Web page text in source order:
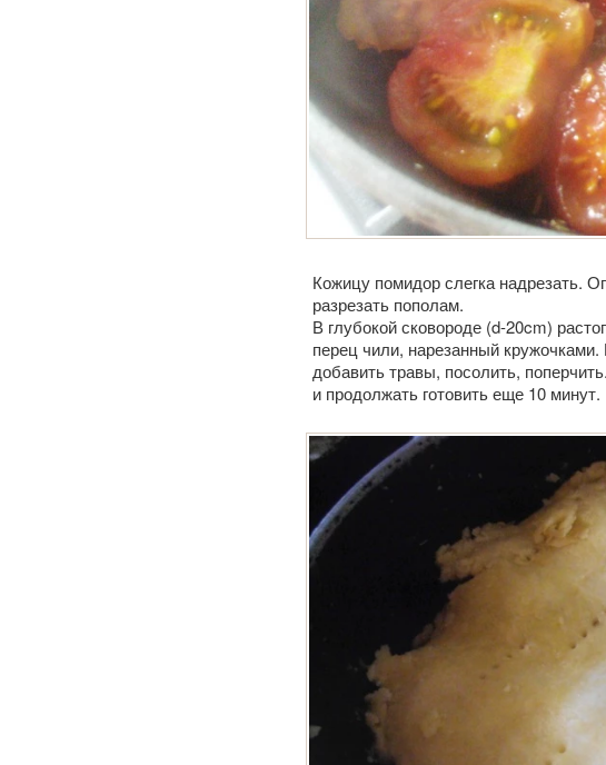
Кожицу помидор слегка надрезать.
разрезать пополам.
В глубокой сковороде (d-20cm)
перец чили, нарезанный
добавить травы, посолить,
и продолжать готовить еще 10 минут.